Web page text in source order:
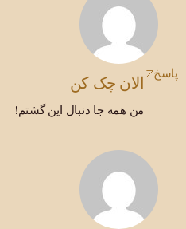
الان چک کن
من همه جا دنبال این گشتم!
پاسخ